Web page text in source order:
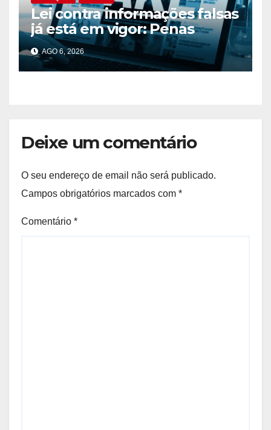
Lei contra informações falsas
já está em vigor: Penas
podem chegar aos 10 anos
de prisão
AGO 6, 2026
Deixe um comentário
O seu endereço de email não será publicado.
Campos obrigatórios marcados com *
Comentário *